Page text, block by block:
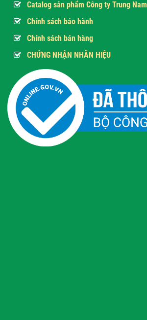
Catalog sản phẩm Công ty Trung Nam
Chính sách bảo hành
Chính sách bán hàng
CHỨNG NHẬN NHÃN HIỆU